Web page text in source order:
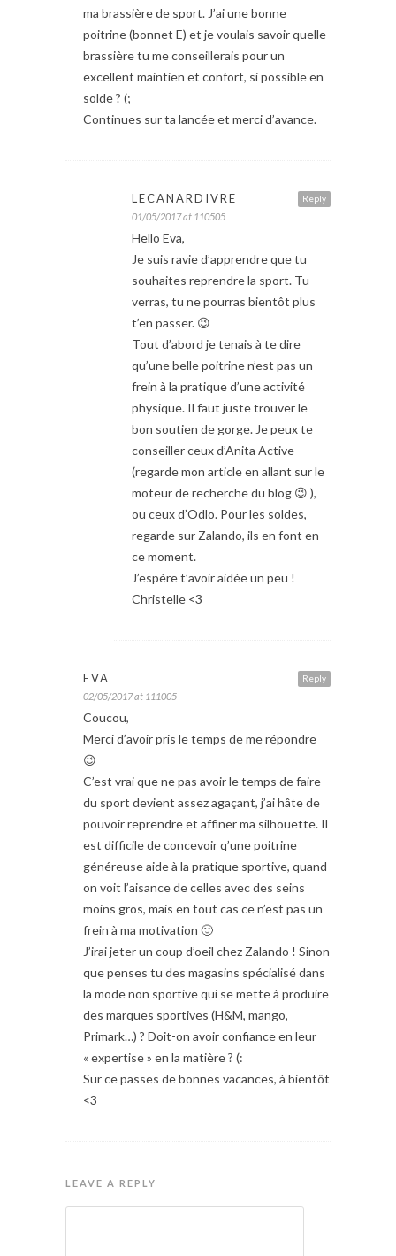
ma brassière de sport. J’ai une bonne
poitrine (bonnet E) et je voulais savoir quelle
brassière tu me conseillerais pour un
excellent maintien et confort, si possible en
solde ? (;
Continues sur ta lancée et merci d’avance.
Reply
LECANARDIVRE
01/05/2017 at 110505
Hello Eva,
Je suis ravie d’apprendre que tu
souhaites reprendre la sport. Tu
verras, tu ne pourras bientôt plus
t’en passer. 😉
Tout d’abord je tenais à te dire
qu’une belle poitrine n’est pas un
frein à la pratique d’une activité
physique. Il faut juste trouver le
bon soutien de gorge. Je peux te
conseiller ceux d’Anita Active
(regarde mon article en allant sur le
moteur de recherche du blog 😉 ),
ou ceux d’Odlo. Pour les soldes,
regarde sur Zalando, ils en font en
ce moment.
J’espère t’avoir aidée un peu !
Christelle <3
Reply
EVA
02/05/2017 at 111005
Coucou,
Merci d’avoir pris le temps de me répondre
😉
C’est vrai que ne pas avoir le temps de faire
du sport devient assez agaçant, j’ai hâte de
pouvoir reprendre et affiner ma silhouette. Il
est difficile de concevoir q’une poitrine
généreuse aide à la pratique sportive, quand
on voit l’aisance de celles avec des seins
moins gros, mais en tout cas ce n’est pas un
frein à ma motivation 🙂
J’irai jeter un coup d’oeil chez Zalando ! Sinon
que penses tu des magasins spécialisé dans
la mode non sportive qui se mette à produire
des marques sportives (H&M, mango,
Primark…) ? Doit-on avoir confiance en leur
« expertise » en la matière ? (:
Sur ce passes de bonnes vacances, à bientôt
<3
LEAVE A REPLY